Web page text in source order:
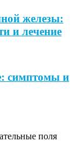
железы:
и лечение
симптомы и
поля